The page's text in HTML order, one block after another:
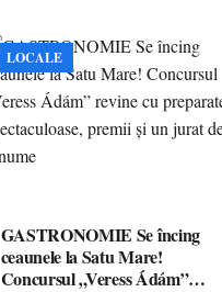
LOCALE
GASTRONOMIE Se încing
ceaunele la Satu Mare!
Concursul „Veress Ádám”